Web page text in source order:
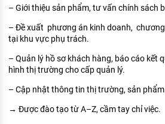
NHÂN SỰ
TUYỂN DỤNG VIỆC LÀM
– Giới thiệu sản phẩm, tư vấn chính sách
– Đề xuất phương án kinh doanh,
tại khu vực phụ trách.
– Quản lý hồ sơ khách hàng, báo cáo kết
hình thị trường cho cấp quản lý.
– Cập nhật thông tin thị trường, sản
→ Được đào tạo từ A–Z, cầm tay chỉ việc.